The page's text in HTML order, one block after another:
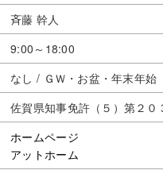
斉藤 幹人
9:00～18:00
なし / ＧＷ・お盆・年末年始
佐賀県知事免許（５）第２０
ホームページ
アットホーム